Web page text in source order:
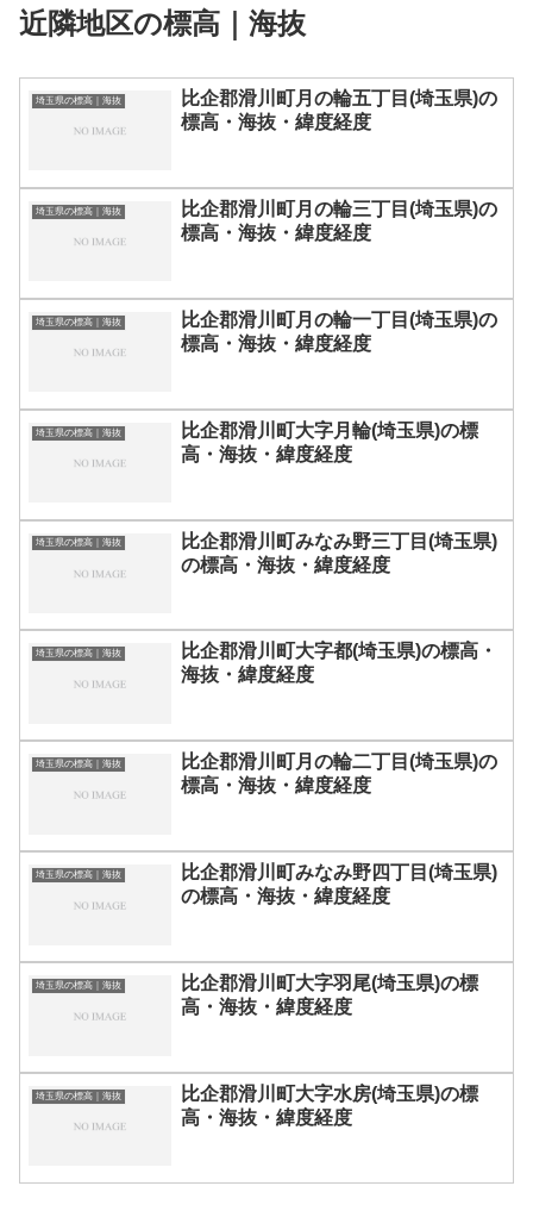
近隣地区の標高｜海抜
埼玉県の標高｜海抜
比企郡滑川町月の輪五丁目(埼玉県)の
標高・海抜・緯度経度
埼玉県の標高｜海抜
比企郡滑川町月の輪三丁目(埼玉県)の
標高・海抜・緯度経度
埼玉県の標高｜海抜
比企郡滑川町月の輪一丁目(埼玉県)の
標高・海抜・緯度経度
埼玉県の標高｜海抜
比企郡滑川町大字月輪(埼玉県)の標
高・海抜・緯度経度
埼玉県の標高｜海抜
比企郡滑川町みなみ野三丁目(埼玉県)
の標高・海抜・緯度経度
埼玉県の標高｜海抜
比企郡滑川町大字都(埼玉県)の標高・
海抜・緯度経度
埼玉県の標高｜海抜
比企郡滑川町月の輪二丁目(埼玉県)の
標高・海抜・緯度経度
埼玉県の標高｜海抜
比企郡滑川町みなみ野四丁目(埼玉県)
の標高・海抜・緯度経度
埼玉県の標高｜海抜
比企郡滑川町大字羽尾(埼玉県)の標
高・海抜・緯度経度
埼玉県の標高｜海抜
比企郡滑川町大字水房(埼玉県)の標
高・海抜・緯度経度